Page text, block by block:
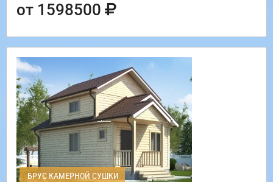
от 1598500
БРУС КАМЕРНОЙ СУШКИ